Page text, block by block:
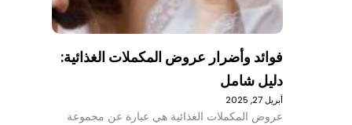
فوائد وأضرار عروض المكملات الغذائية:
دليل شامل
أبريل 27, 2025
عروض المكملات الغذائية هي عبارة عن مجموعة